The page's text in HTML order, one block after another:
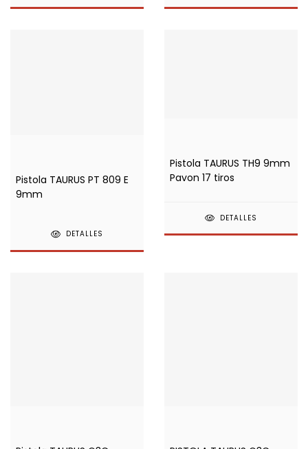
Pistola TAURUS PT 809 E
9mm
DETALLES
Pistola TAURUS TH9 9mm
Pavon 17 tiros
DETALLES